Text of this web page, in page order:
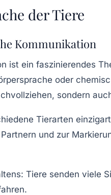
der Tiere
Kommunikation
ist ein faszinierendes
oder
sondern
Tierarten
und zur
Tiere senden viele